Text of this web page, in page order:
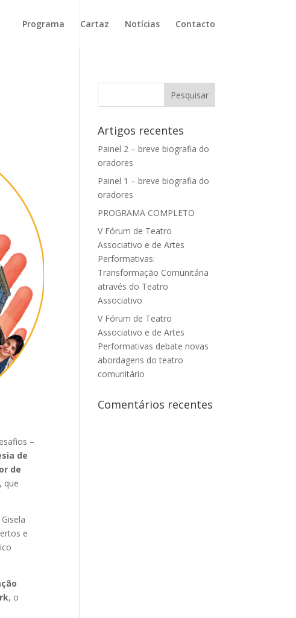
Programa Cartaz Notícias Contacto
–
de
de
que
e
, o
Artigos recentes
Painel 2 – breve biografia do
oradores
Painel 1 – breve biografia do
oradores
PROGRAMA COMPLETO
V Fórum de Teatro
Associativo e de Artes
Performativas:
Transformação Comunitária
através do Teatro
Associativo
V Fórum de Teatro
Associativo e de Artes
Performativas debate novas
abordagens do teatro
comunitário
Comentários recentes